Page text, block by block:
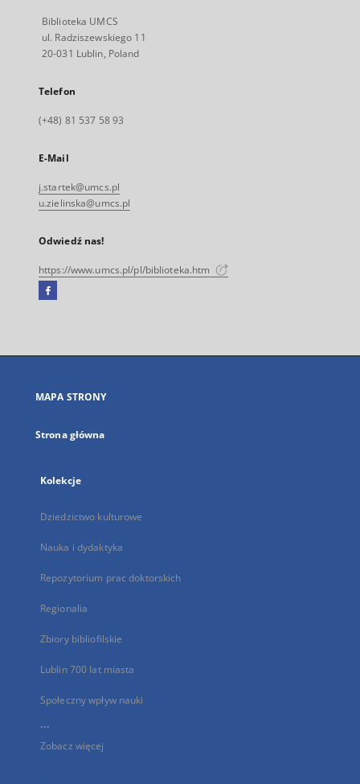
Biblioteka UMCS
ul. Radziszewskiego 11
20-031 Lublin, Poland
Telefon
(+48) 81 537 58 93
E-Mail
j.startek@umcs.pl
u.zielinska@umcs.pl
Odwiedź nas!
https://www.umcs.pl/pl/biblioteka.htm
Facebook
się
karcie
MAPA STRONY
Strona główna
Kolekcje
Dziedzictwo kulturowe
Nauka i dydaktyka
Repozytorium prac doktorskich
Regionalia
Zbiory bibliofilskie
Lublin 700 lat miasta
Społeczny wpływ nauki
...
Zobacz więcej